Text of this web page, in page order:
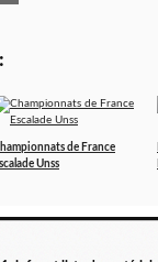
de France
Unss